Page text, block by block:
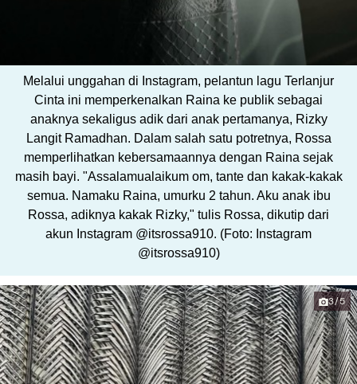
Melalui unggahan di Instagram, pelantun lagu Terlanjur
Cinta ini memperkenalkan Raina ke publik sebagai
anaknya sekaligus adik dari anak pertamanya, Rizky
Langit Ramadhan. Dalam salah satu potretnya, Rossa
memperlihatkan kebersamaannya dengan Raina sejak
masih bayi. "Assalamualaikum om, tante dan kakak-kakak
semua. Namaku Raina, umurku 2 tahun. Aku anak ibu
Rossa, adiknya kakak Rizky," tulis Rossa, dikutip dari
akun Instagram @itsrossa910. (Foto: Instagram
@itsrossa910)
3/5